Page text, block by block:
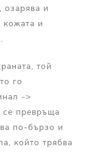
озарява и
кожата и
той
го
->
се превръща
по-бързо и
който трябва